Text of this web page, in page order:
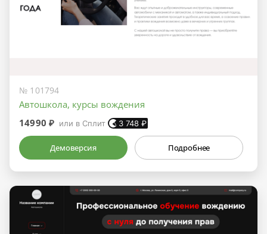
№ 101794
Автошкола, курсы вождения
14990 ₽ или в Сплит 3 748 ₽
Демоверсия Подробнее